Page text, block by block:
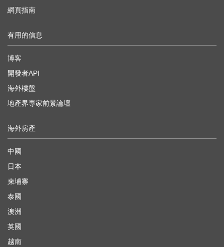
網頁指南
有用的信息
博客
開發者API
海外樓盤
地產界專家前景論壇
海外房產
中國
日本
柬埔寨
泰國
澳洲
英國
越南